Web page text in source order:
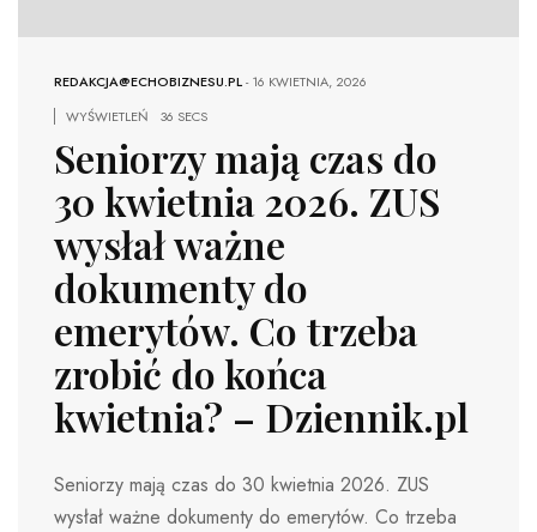
REDAKCJA@ECHOBIZNESU.PL-16 KWIETNIA, 2026
WYŚWIETLEŃ
36 SECS
Seniorzy mają czas do
30 kwietnia 2026. ZUS
wysłał ważne
dokumenty do
emerytów. Co trzeba
zrobić do końca
kwietnia? – Dziennik.pl
Seniorzy mają czas do 30 kwietnia 2026. ZUS
wysłał ważne dokumenty do emerytów. Co trzeba